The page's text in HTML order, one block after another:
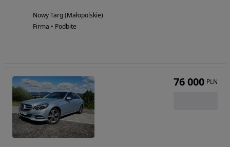
Nowy Targ (Małopolskie)
Firma • Podbite
76 000 PLN